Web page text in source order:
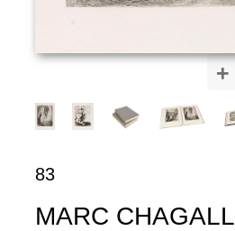
+
83
MARC CHAGALL